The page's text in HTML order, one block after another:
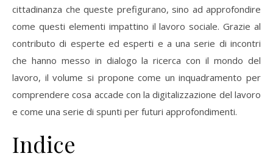
cittadinanza che queste prefigurano, sino ad approfondire
come questi elementi impattino il lavoro sociale. Grazie al
contributo di esperte ed esperti e a una serie di incontri
che hanno messo in dialogo la ricerca con il mondo del
lavoro, il volume si propone come un inquadramento per
comprendere cosa accade con la digitalizzazione del lavoro
e come una serie di spunti per futuri approfondimenti.
Indice